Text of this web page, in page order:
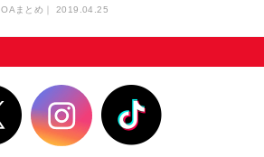
OAまとめ｜ 2019.04.25